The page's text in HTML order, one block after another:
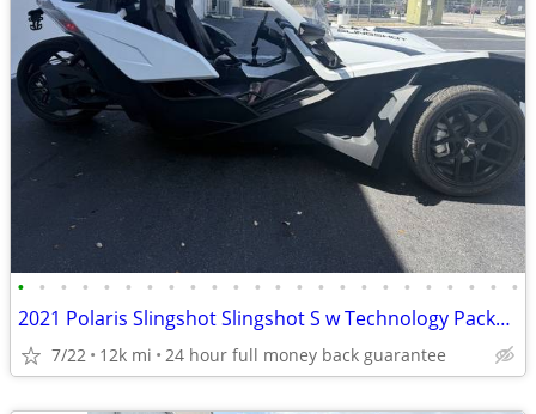
• • • • • • • • • • • • • • • • • • • • • • • •
2021 Polaris Slingshot Slingshot S w Technology Package I
7/22 12k mi 24 hour full money back guarantee